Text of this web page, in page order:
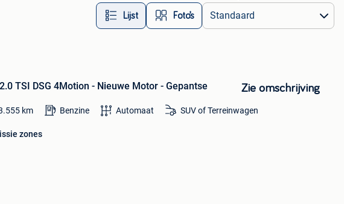
Lijst Foto’s
TSI DSG 4Motion - Nieuwe Motor - Gepantse Zie omschrijving
km Benzine Automaat SUV of Terreinwagen
zones